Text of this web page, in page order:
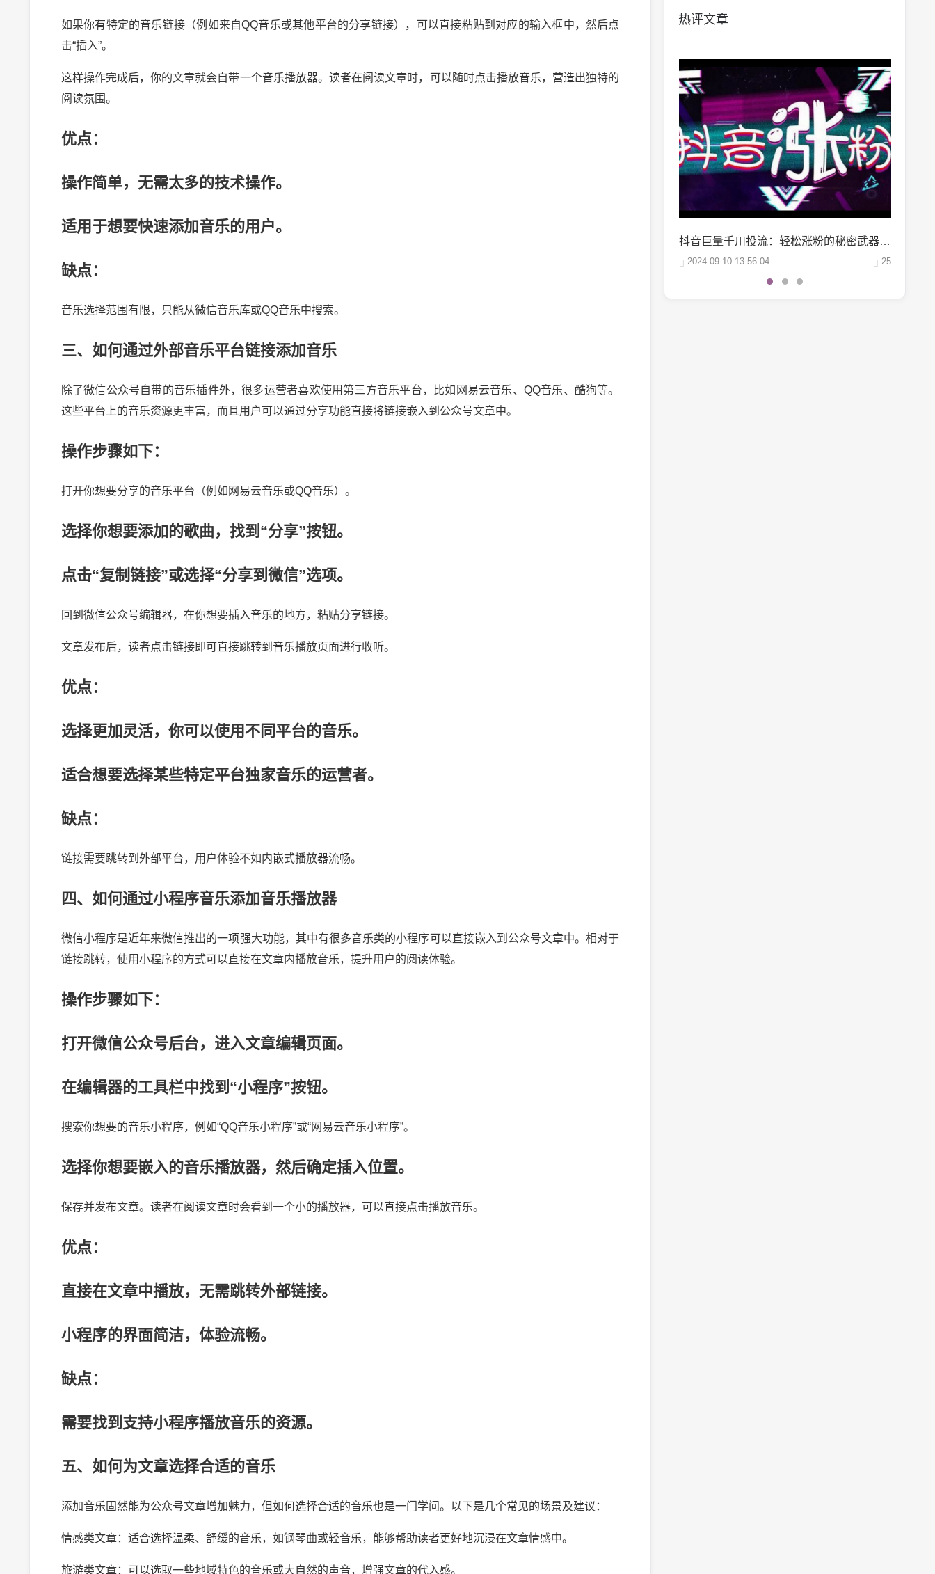
如果你有特定的音乐链接（例如来自QQ音乐或其他平台的分享链接），可以直接粘贴到对应的输入框中，然后点
击“插入”。
这样操作完成后，你的文章就会自带一个音乐播放器。读者在阅读文章时，可以随时点击播放音乐，营造出独特的
阅读氛围。
优点：
操作简单，无需太多的技术操作。
适用于想要快速添加音乐的用户。
缺点：
音乐选择范围有限，只能从微信音乐库或QQ音乐中搜索。
三、如何通过外部音乐平台链接添加音乐
除了微信公众号自带的音乐插件外，很多运营者喜欢使用第三方音乐平台，比如网易云音乐、QQ音乐、酷狗等。
这些平台上的音乐资源更丰富，而且用户可以通过分享功能直接将链接嵌入到公众号文章中。
操作步骤如下：
打开你想要分享的音乐平台（例如网易云音乐或QQ音乐）。
选择你想要添加的歌曲，找到“分享”按钮。
点击“复制链接”或选择“分享到微信”选项。
回到微信公众号编辑器，在你想要插入音乐的地方，粘贴分享链接。
文章发布后，读者点击链接即可直接跳转到音乐播放页面进行收听。
优点：
选择更加灵活，你可以使用不同平台的音乐。
适合想要选择某些特定平台独家音乐的运营者。
缺点：
链接需要跳转到外部平台，用户体验不如内嵌式播放器流畅。
四、如何通过小程序音乐添加音乐播放器
微信小程序是近年来微信推出的一项强大功能，其中有很多音乐类的小程序可以直接嵌入到公众号文章中。相对于
链接跳转，使用小程序的方式可以直接在文章内播放音乐，提升用户的阅读体验。
操作步骤如下：
打开微信公众号后台，进入文章编辑页面。
在编辑器的工具栏中找到“小程序”按钮。
搜索你想要的音乐小程序，例如“QQ音乐小程序”或“网易云音乐小程序”。
选择你想要嵌入的音乐播放器，然后确定插入位置。
保存并发布文章。读者在阅读文章时会看到一个小的播放器，可以直接点击播放音乐。
优点：
直接在文章中播放，无需跳转外部链接。
小程序的界面简洁，体验流畅。
缺点：
需要找到支持小程序播放音乐的资源。
五、如何为文章选择合适的音乐
添加音乐固然能为公众号文章增加魅力，但如何选择合适的音乐也是一门学问。以下是几个常见的场景及建议：
情感类文章：适合选择温柔、舒缓的音乐，如钢琴曲或轻音乐，能够帮助读者更好地沉浸在文章情感中。
旅游类文章：可以选取一些地域特色的音乐或大自然的声音，增强文章的代入感。
热评文章
微博阅读量1万：如何轻松实现你的阅读量突破？
2024-10-04 06:00:07 22